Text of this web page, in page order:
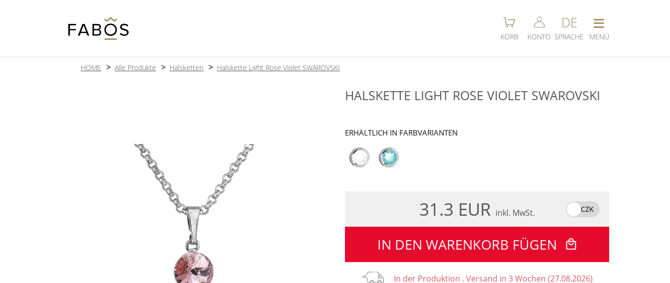
KORB KONTO
DE
SPRACHE
≡
MENÜ
HOME Alle Produkte Halsketten Halskette Light Rose Violet SWAROVSKI
HALSKETTE LIGHT ROSE VIOLET SWAROVSKI
ERHÄLTLICH IN FARBVARIANTEN
31.3 EUR inkl. MwSt. CZK
IN DEN WARENKORB FÜGEN
In der Produktion . Versand in 3 Wochen (27.08.2026)